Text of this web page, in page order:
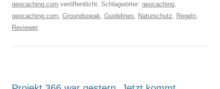
geocaching.com veröffentlicht. Schlagwörter: geocaching,
geocaching.com, Groundspeak, Guidelines, Naturschutz, Regeln,
Reviewer.